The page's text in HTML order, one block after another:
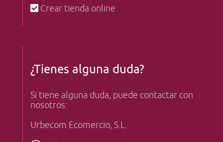
Crear tienda online
¿Tienes alguna duda?
Si tiene alguna duda, puede contactar con
nosotros:
Urbecom Ecomercio, S.L.